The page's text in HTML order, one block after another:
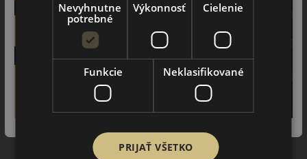
Nevyhnutne
potrebné
Výkonnosť Cielenie
Funkcie Neklasifikované
PRIJAŤ VŠETKO